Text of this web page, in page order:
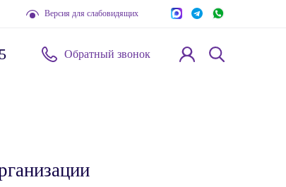
Версия для слабовидящих
Обратный звонок